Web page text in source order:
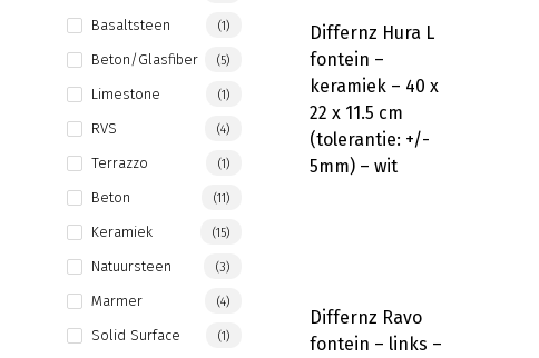
Basaltsteen (1)
Beton/glasfiber (5)
Limestone (1)
RVS (4)
Terrazzo (1)
Beton (11)
Keramiek (15)
Natuursteen (3)
Marmer (4)
Solid Surface (1)
Differnz Hura L
fontein –
keramiek – 40 x
22 x 11.5 cm
(tolerantie: +/-
5mm) – wit
Differnz Ravo
fontein – links –